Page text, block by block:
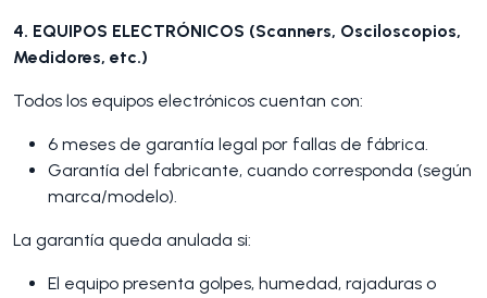
4. EQUIPOS ELECTRÓNICOS (Scanners, Osciloscopios,
Medidores, etc.)
Todos los equipos electrónicos cuentan con:
6 meses de garantía legal por fallas de fábrica.
Garantía del fabricante, cuando corresponda (según
marca/modelo).
La garantía queda anulada si:
El equipo presenta golpes, humedad, rajaduras o